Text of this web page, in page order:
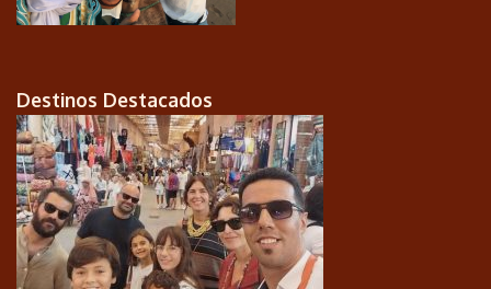
Destinos Destacados